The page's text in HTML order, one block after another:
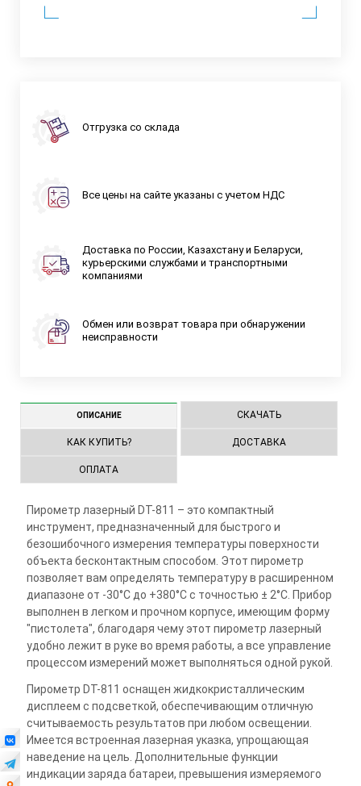
Отгрузка со склада
Все цены на сайте указаны с учетом НДС
Доставка по России, Казахстану и Беларуси,
курьерскими службами и транспортными
компаниями
Обмен или возврат товара при обнаружении
неисправности
ОПИСАНИЕ СКАЧАТЬ
КАК КУПИТЬ? ДОСТАВКА
ОПЛАТА
Пирометр лазерный DT-811 – это компактный
инструмент, предназначенный для быстрого и
безошибочного измерения температуры поверхности
объекта бесконтактным способом. Этот пирометр
позволяет вам определять температуру в расширенном
диапазоне от -30°C до +380°С с точностью ± 2°С. Прибор
выполнен в легком и прочном корпусе, имеющим форму
"пистолета", благодаря чему этот пирометр лазерный
удобно лежит в руке во время работы, а все управление
процессом измерений может выполняться одной рукой.
Пирометр DT-811 оснащен жидкокристаллическим
дисплеем с подсветкой, обеспечивающим отличную
считываемость результатов при любом освещении.
Имеется встроенная лазерная указка, упрощающая
наведение на цель. Дополнительные функции
индикации заряда батареи, превышения измеряемого